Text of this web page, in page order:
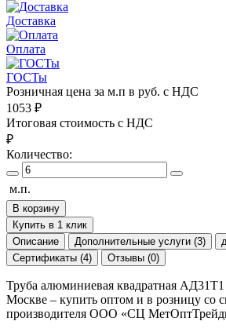
Доставка
Оплата
ГОСТы
Розничная цена за м.п в руб. с НДС
1053 ₽
Итоговая стоимость с НДС
₽
Количество:
м.п.
В корзину
Купить в 1 клик
Описание
Дополнительные услуги (3)
Сертификаты (4)
Отзывы (0)
Труба алюминиевая квадратная АД31Т1
Москве – купить оптом и в розницу со
производителя ООО «СЦ